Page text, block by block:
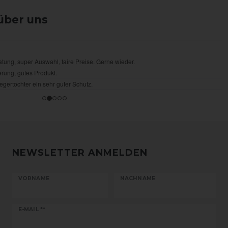
uns
NEWSLETTER ANMELDEN
VORNAME NACHNAME
E-MAIL **
Newsletter